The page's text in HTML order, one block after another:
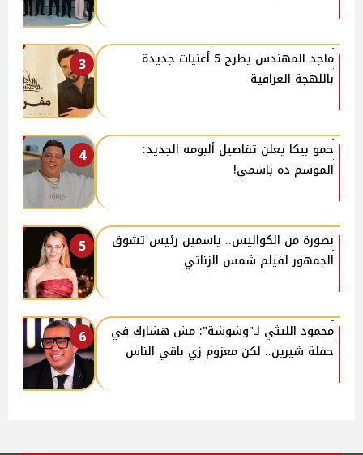
3
ماجد المهندس يطرح 5 أغنيات جديدة
باللهجة العراقية
4
حمو بيكا يعلن تفاصيل ألبومه الجديد:
الموسم ده باسمي!
5
بصورة من الكواليس.. ياسمين رئيس تشوق
الجمهور لفيلم شمس الزناتي
6
محمود الليثي لـ"وشوشة": مش هشارك في
حفلة شيرين.. لكن معزوم زي باقي الناس